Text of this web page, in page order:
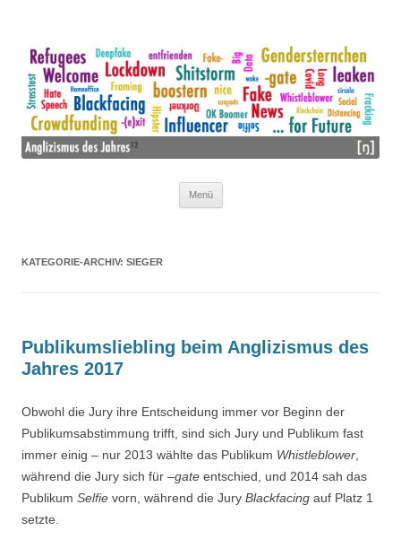
ANGLIZISMUS DES JAHRES
Menü
KATEGORIE-ARCHIV: SIEGER
Publikumsliebling beim Anglizismus des
Jahres 2017
Obwohl die Jury ihre Entscheidung immer vor Beginn der
Publikumsabstimmung trifft, sind sich Jury und Publikum fast
immer einig – nur 2013 wählte das Publikum Whistleblower
während die Jury sich für –gate entschied, und 2014 sah das
Publikum Selfie vorn, während die Jury Blackfacing auf Platz 1
setzte.